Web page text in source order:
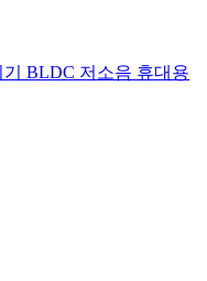
BLDC 저소음 휴대용